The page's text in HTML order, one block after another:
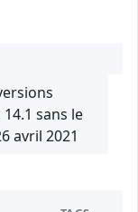
sans le
avril 2021